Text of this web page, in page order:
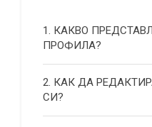
1. КАКВО
ПРОФИЛА?
2. КАК ДА
СИ?